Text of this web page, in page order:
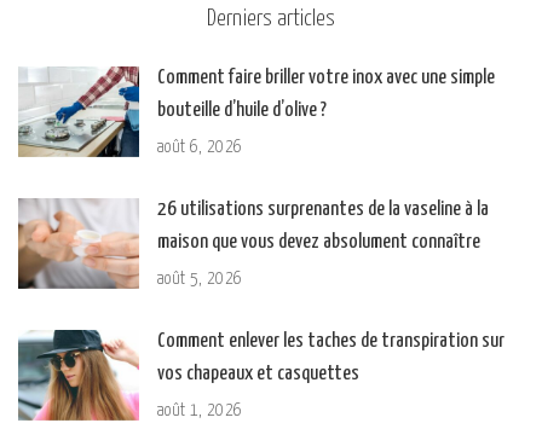
Derniers articles
Comment faire briller votre inox avec une simple
bouteille d’huile d’olive ?
août 6, 2026
26 utilisations surprenantes de la vaseline à la
maison que vous devez absolument connaître
août 5, 2026
Comment enlever les taches de transpiration sur
vos chapeaux et casquettes
août 1, 2026